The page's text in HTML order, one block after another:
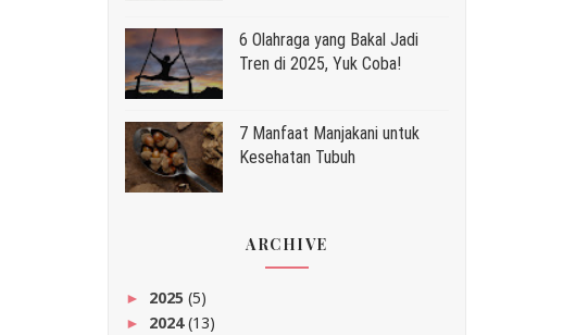
6 Olahraga yang Bakal Jadi
Tren di 2025, Yuk Coba!
7 Manfaat Manjakani untuk
Kesehatan Tubuh
ARCHIVE
► 2025 (5)
► 2024(13)